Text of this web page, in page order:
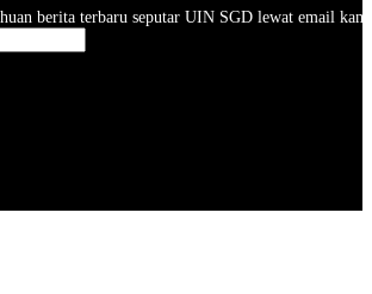
berita terbaru seputar UIN SGD lewat email